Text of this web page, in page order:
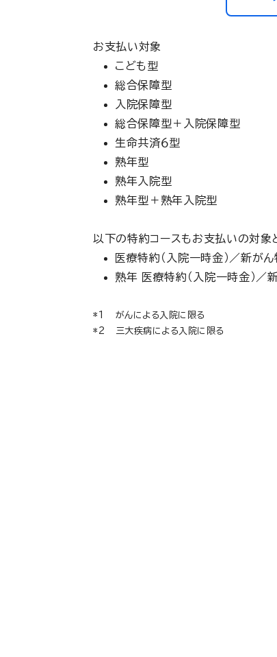
お支払い対象
こども型
総合保障型
入院保障型
総合保障型＋入院保障型
生命共済６型
熟年型
熟年入院型
熟年型＋熟年入院型
以下の特約コースもお支払いの対象
医療特約（入院一時金）／新が
熟年 医療特約（入院一時金）／
がんによる入院に限る
三大疾病による入院に限る